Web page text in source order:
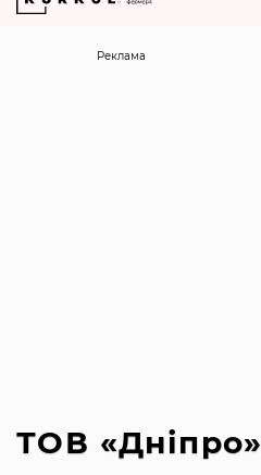
ТОВ «Дніпро»
Реклама